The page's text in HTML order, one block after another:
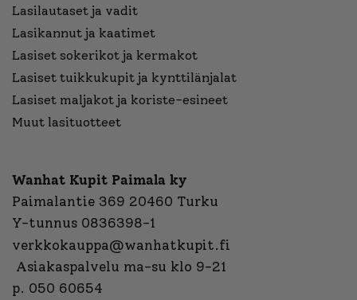
Lasilautaset ja vadit
Lasikannut ja kaatimet
Lasiset sokerikot ja kermakot
Lasiset tuikkukupit ja kynttilänjalat
Lasiset maljakot ja koriste-esineet
Muut lasituotteet
Wanhat Kupit Paimala ky
Paimalantie 369 20460 Turku
Y-tunnus 0836398-1
verkkokauppa@wanhatkupit.fi
Asiakaspalvelu ma-su klo 9-21
p. 050 60654